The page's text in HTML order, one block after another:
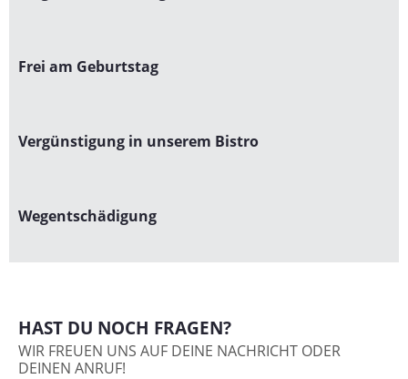
Frei am Geburtstag
Vergünstigung in unserem Bistro
Wegentschädigung
HAST DU NOCH FRAGEN?
WIR FREUEN UNS AUF DEINE NACHRICHT ODER
DEINEN ANRUF!